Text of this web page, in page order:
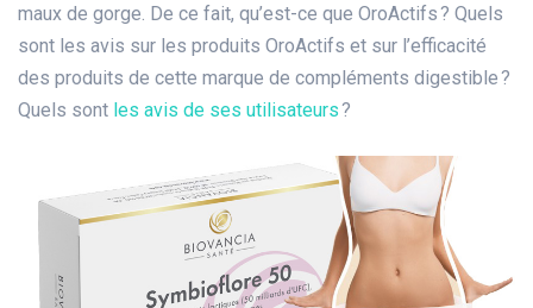
maux de gorge. De ce fait, qu’est-ce que OroActifs ? Quels
sont les avis sur les produits OroActifs et sur l’efficacité
des produits de cette marque de compléments digestible ?
Quels sont les avis de ses utilisateurs?